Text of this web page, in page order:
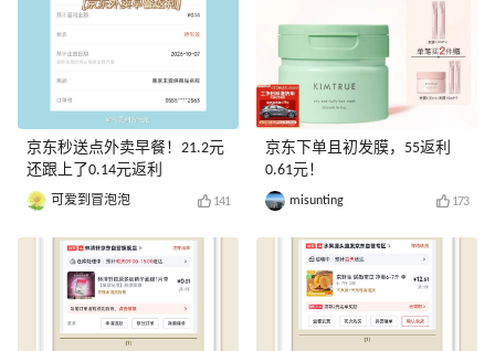
京东秒送点外卖早餐！21.2元
还跟上了0.14元返利
可爱到冒泡泡 141
京东下单且初发膜，55返利
0.61元！
misunting 173